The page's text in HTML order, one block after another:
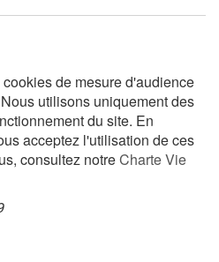
de mesure d'audience
utilisons uniquement des
du site. En
acceptez l'utilisation de ces
consultez notreCharte Vie